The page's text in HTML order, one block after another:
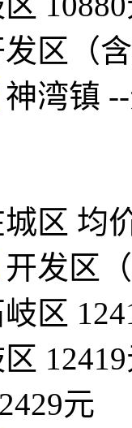
发区（
神湾镇
区 均
开发区
区
元